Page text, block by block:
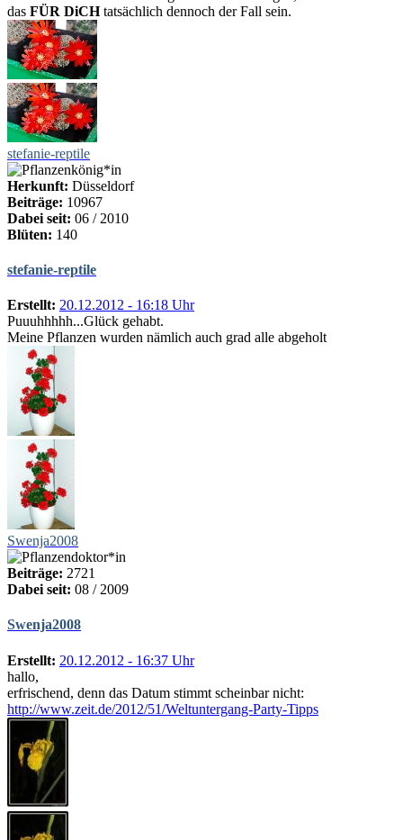
das FÜR DiCHtatsächlich dennoch der Fall sein.
stefanie-reptile
Herkunft: Düsseldorf
Beiträge: 10967
Dabei seit: 06 / 2010
Blüten: 140
stefanie-reptile
Erstellt: 20.12.2012 - 16:18 Uhr
Puuuhhhhh...Glück gehabt.
Meine Pflanzen wurden nämlich auch grad alle abgeholt
Swenja2008
Beiträge: 2721
Dabei seit: 08 / 2009
Swenja2008
Erstellt: 20.12.2012 - 16:37 Uhr
hallo,
erfrischend, denn das Datum stimmt scheinbar nicht:
http://www.zeit.de/2012/51/Weltuntergang-Party-Tipps